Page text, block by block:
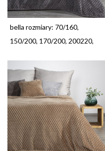
bella rozmiary: 70/160,
150/200, 170/200, 200220,